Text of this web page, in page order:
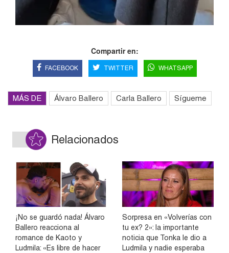
Compartir en:
FACEBOOK TWITTER WHATSAPP
MÁS DE Álvaro Ballero Carla Ballero Sígueme
Relacionados
¡No se guardó nada! Álvaro
Ballero reacciona al
romance de Kaoto y
Ludmila: «Es libre de hacer
Sorpresa en «Volverías con
tu ex? 2»: la importante
noticia que Tonka le dio a
Ludmila y nadie esperaba